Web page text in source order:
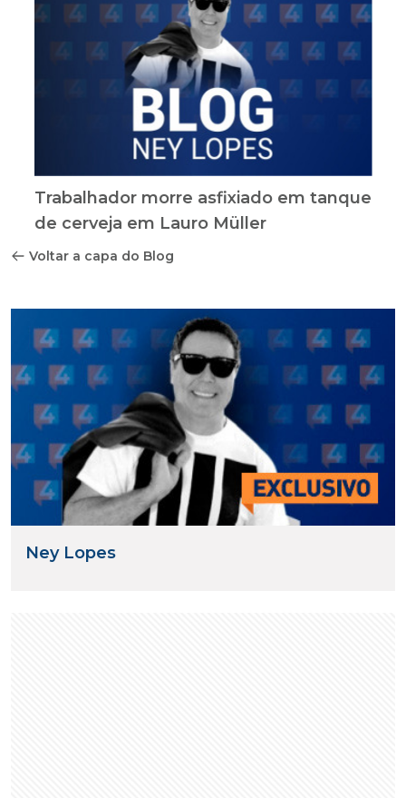
Trabalhador morre asfixiado em tanque
de cerveja em Lauro Müller
Voltar a capa do Blog
Ney Lopes